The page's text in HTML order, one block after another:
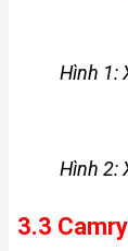
Hình 1:
Hình 2:
3.3